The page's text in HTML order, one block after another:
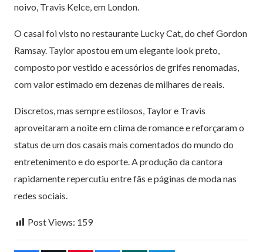
noivo, Travis Kelce, em London.
O casal foi visto no restaurante Lucky Cat, do chef Gordon
Ramsay. Taylor apostou em um elegante look preto,
composto por vestido e acessórios de grifes renomadas,
com valor estimado em dezenas de milhares de reais.
Discretos, mas sempre estilosos, Taylor e Travis
aproveitaram a noite em clima de romance e reforçaram o
status de um dos casais mais comentados do mundo do
entretenimento e do esporte. A produção da cantora
rapidamente repercutiu entre fãs e páginas de moda nas
redes sociais.
Post Views: 159